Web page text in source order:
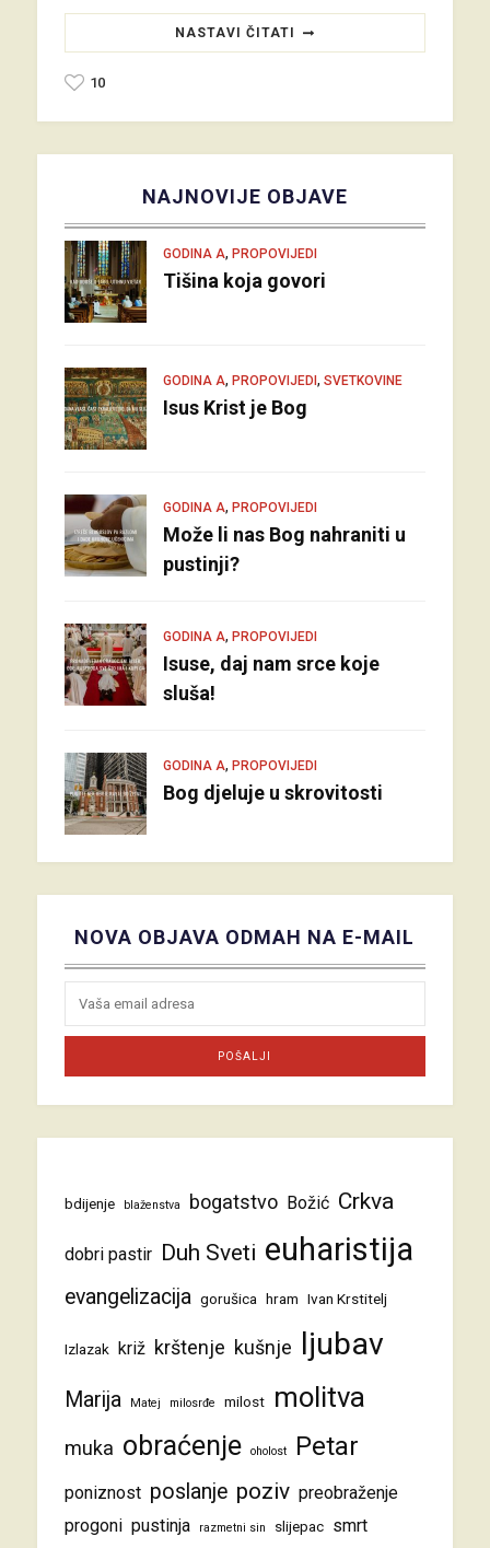
NASTAVI ČITATI
10
NAJNOVIJE OBJAVE
GODINA A, PROPOVIJEDI
Tišina koja govori
GODINA A, PROPOVIJEDI, SVETKOVINE
Isus Krist je Bog
GODINA A, PROPOVIJEDI
Može li nas Bog nahraniti u
pustinji?
GODINA A, PROPOVIJEDI
Isuse, daj nam srce koje
sluša!
GODINA A, PROPOVIJEDI
Bog djeluje u skrovitosti
NOVA OBJAVA ODMAH NA E-MAIL
bdijenje blaženstva bogatstvo Božić Crkva
dobri pastir Duh Sveti euharistija
evangelizacija gorušica hram Ivan Krstitelj
Izlazak križ krštenje kušnje ljubav
Marija Matej milosrđe milost molitva
muka obraćenje oholost Petar
poniznost poslanje poziv preobraženje
progoni pustinja razmetni sin slijepac smrt